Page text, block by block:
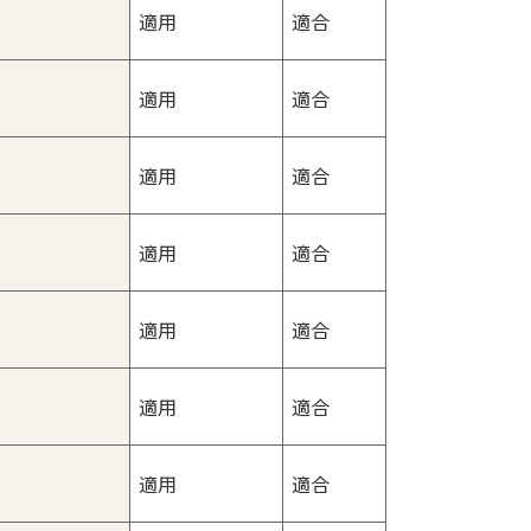
適用 適合
適用 適合
適用 適合
適用 適合
適用 適合
適用 適合
適用 適合